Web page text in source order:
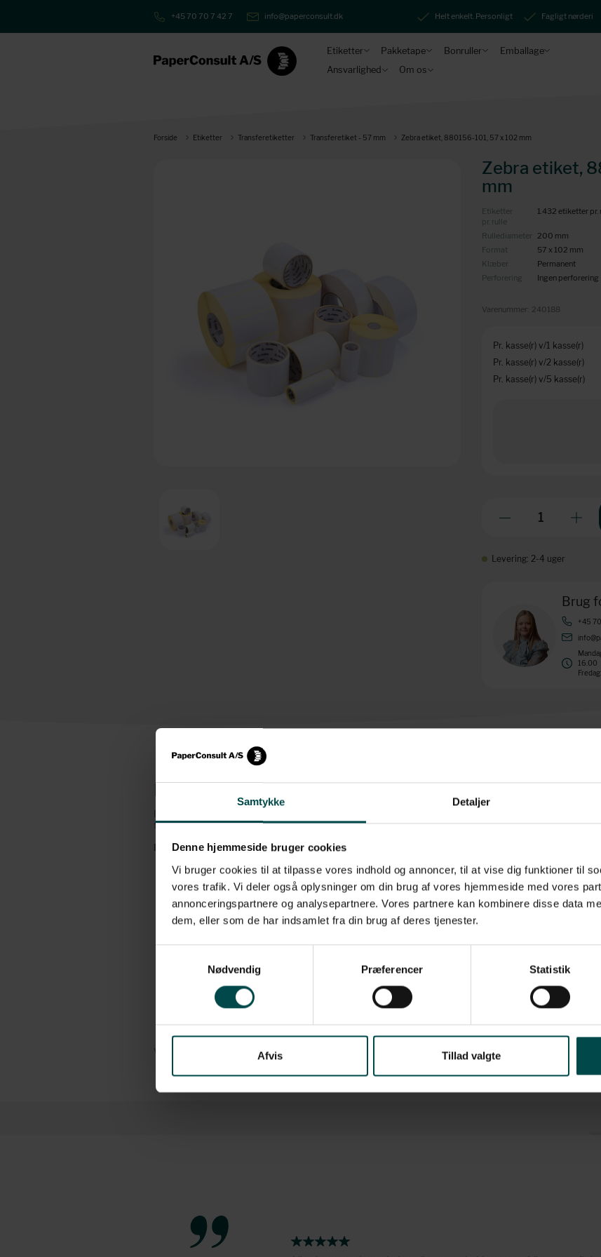
Samtykke Detaljer
Denne hjemmeside bruger cookies
Vi bruger cookies til at tilpasse vores indhold og annoncer, til at vise dig funktioner til
vores trafik. Vi deler også oplysninger om din brug af vores hjemmeside med vores
annonceringspartnere og analysepartnere. Vores partnere kan kombinere disse data
dem, eller som de har indsamlet fra din brug af deres tjenester.
Nødvendig
Præferencer Statistik
Afvis Tillad valgte
+45 70 70 7 42 7 info@paperconsult.dk Helt enkelt. Personligt Fagligt nørderi
Etiketter Pakketape Bonruller
Emballage
Ansvarlighed
Om os
Forside Etiketter Transferetiketter Transferetiket - 57 mm Zebra etiket, 880156-101, 57 x 102 mm
Zebra etiket,
mm
Etiketter
pr. rulle
1.432 etiketter pr.
Rullediameter 200 mm
Format
57 x 102 mm
Klæber
Permanent
Perforering
Ingen perforering
Varenummer: 240188
Pr. kasse(r) v/1 kasse(r)
Pr. kasse(r) v/2 kasse(r)
Pr. kasse(r) v/5 kasse(r)
Levering: 2-4 uger
Brug
+45
16.00
Beskrivelse
termotransfer printer, som bruger farvebånd, er det denne type etiket du skal anvende.
Etiketterne har følgende specifikationer:
Format: 57x102 mm, rulle
Klæber: Permanent
Variant: Nr. 880156-101
Passer til følgende printere: Z4000/Z4M/ZM400/S4M, Z6000/Z6M/ZM600, ZT200, ZT410, ZT420,
Antal: 1.432 stk./rulle, 8 ruller/kasse
Vis mere